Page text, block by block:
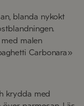
blanda nykokt
malen
Carbonara»
krydda med